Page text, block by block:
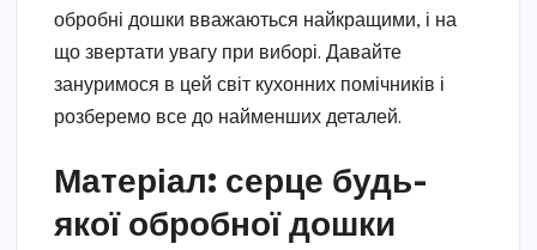
обробні дошки вважаються найкращими, і на
що звертати увагу при виборі. Давайте
зануримося в цей світ кухонних помічників і
розберемо все до найменших деталей.
Матеріал: серце будь-
якої обробної дошки